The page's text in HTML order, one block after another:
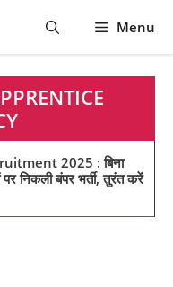
Menu
2025 : बिना
निकली बंपर भर्ती, तुरंत करें